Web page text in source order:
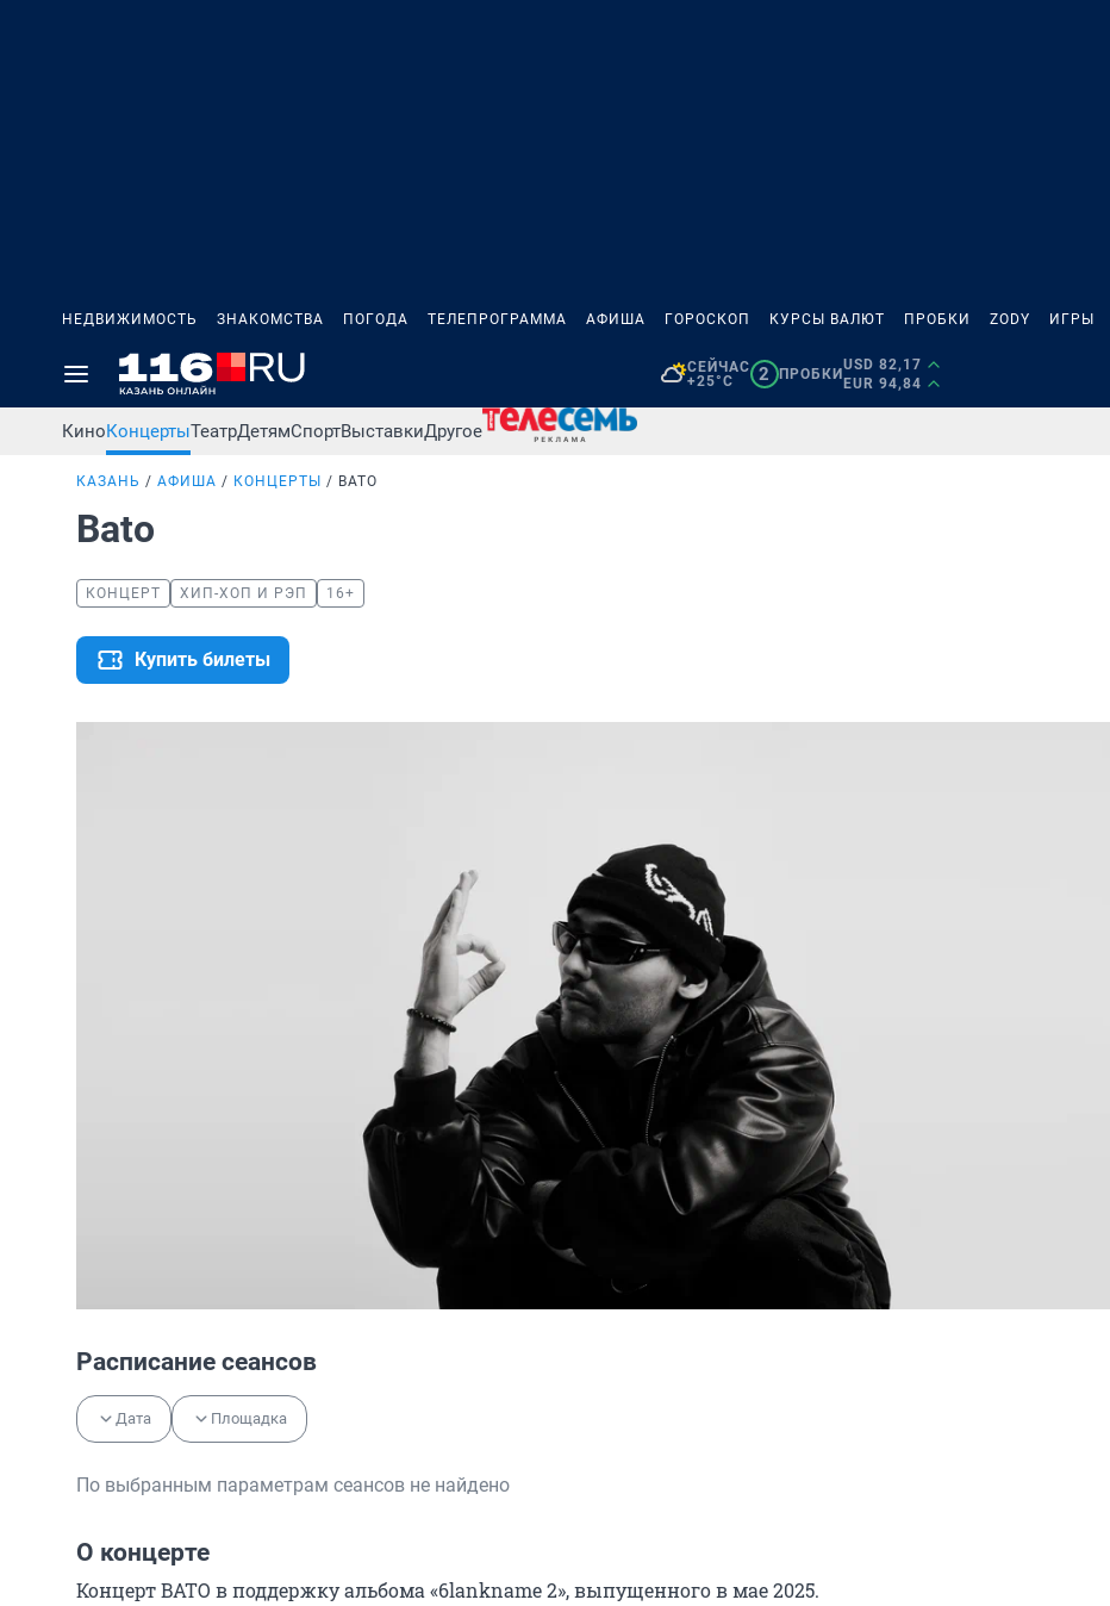
НЕДВИЖИМОСТЬ ЗНАКОМСТВА ПОГОДА ТЕЛЕПРОГРАММА АФИША ГОРОСКОП КУРСЫ ВАЛЮТ ПРОБКИ ZODY ИГРЫ
СЕЙЧАС
+25°C
2 ПРОБКИ
USD 82,17
EUR 94,84
КиноКонцертыТеатрДетямСпортВыставкиДругое
КАЗАНЬ АФИША КОНЦЕРТЫ BATO
Bato
КОНЦЕРТ ХИП-ХОП И РЭП 16+
Купить билеты
Расписание сеансов
Дата Площадка
По выбранным параметрам сеансов не найдено
О концерте
Концерт BATO в поддержку альбома «6lankname 2», выпущенного в мае 2025.